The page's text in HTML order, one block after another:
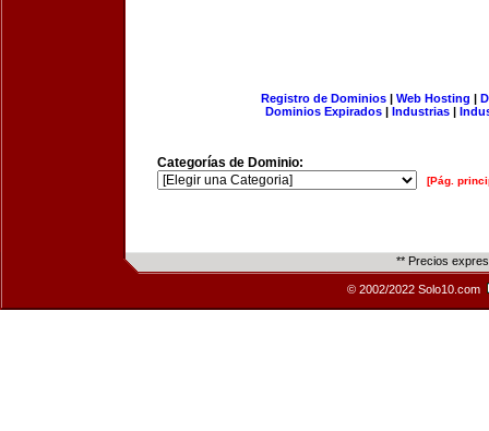
Registro de Dominios| Web Hosting |
Dominios Expirados | Industrias |
Categorías de Dominio:
[Pág.
** Precios
© 2002/2022 Solo10.com